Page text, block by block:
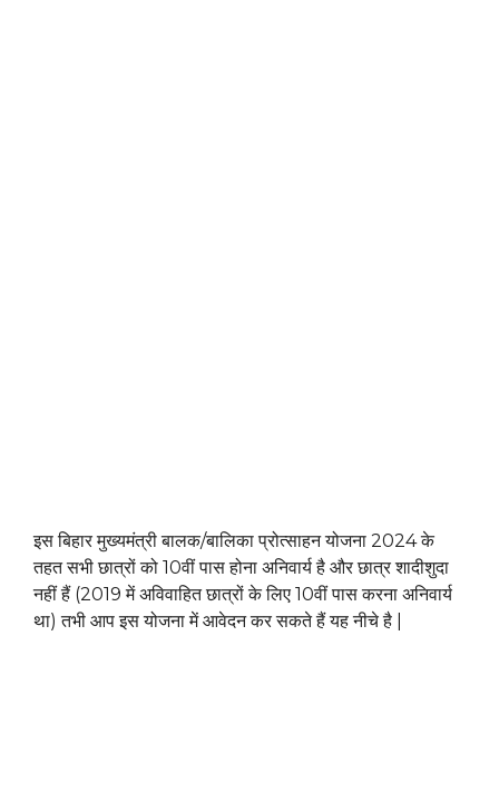
इस बिहार मुख्यमंत्री बालक/बालिका प्रोत्साहन योजना 2024 के
तहत सभी छात्रों को 10वीं पास होना अनिवार्य है और छात्र शादीशुदा
नहीं हैं (2019 में अविवाहित छात्रों के लिए 10वीं पास करना अनिवार्य
था) तभी आप इस योजना में आवेदन कर सकते हैं यह नीचे है |